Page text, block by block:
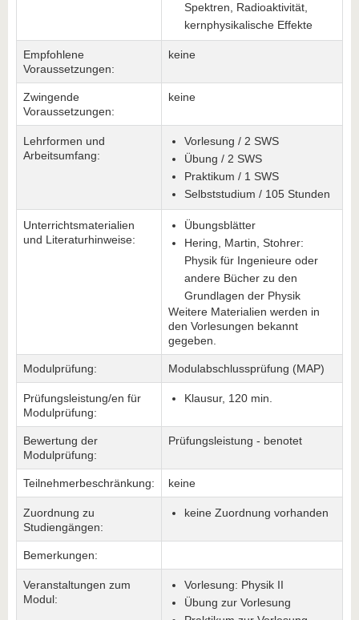
Spektren, Radioaktivität,
kernphysikalische Effekte
Empfohlene
Voraussetzungen:
keine
Zwingende
Voraussetzungen:
keine
Lehrformen und
Arbeitsumfang:
Vorlesung / 2 SWS
Übung / 2 SWS
Praktikum / 1 SWS
Selbststudium / 105 Stunden
Unterrichtsmaterialien
und Literaturhinweise:
Übungsblätter
Hering, Martin, Stohrer:
Physik für Ingenieure oder
andere Bücher zu den
Grundlagen der Physik
Weitere Materialien werden in
den Vorlesungen bekannt
gegeben.
Modulprüfung: Modulabschlussprüfung (MAP)
Prüfungsleistung/en für
Modulprüfung:
Klausur, 120 min.
Bewertung der
Modulprüfung:
Prüfungsleistung - benotet
Teilnehmerbeschränkung: keine
Zuordnung zu
Studiengängen:
keine Zuordnung vorhanden
Bemerkungen:
Veranstaltungen zum
Modul:
Vorlesung: Physik II
Übung zur Vorlesung